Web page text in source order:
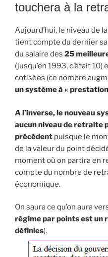
touchera à la
Aujourd’hui, le niveau de
tient compte du dernier
du salaire des 25
(jusqu’en 1993, c’était 10)
cotisées (ce nombre
un système à «
A l’inverse, le nouveau
aucun niveau de retraite
précédent puisque le
de la valeur du point
moment où on partira en
compte du nombre de
économique.
On saura ce qu’on aura
régime par points est un
définies).